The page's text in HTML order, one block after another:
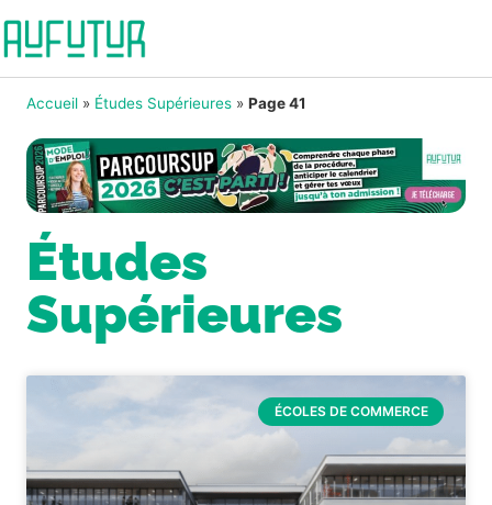
Accueil » Études Supérieures » Page 41
Études
Supérieures
ÉCOLES DE COMMERCE